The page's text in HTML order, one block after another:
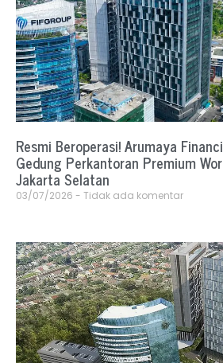
Resmi Beroperasi! Arumaya
Gedung Perkantoran Premium
Jakarta Selatan
03/07/2026 Tidak ada komentar